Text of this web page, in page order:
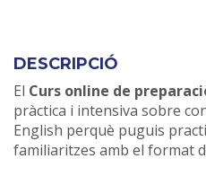
DESCRIPCIÓ
El Curs online de
pràctica i intensiva sobre
English perquè puguis
familiaritzes amb el format